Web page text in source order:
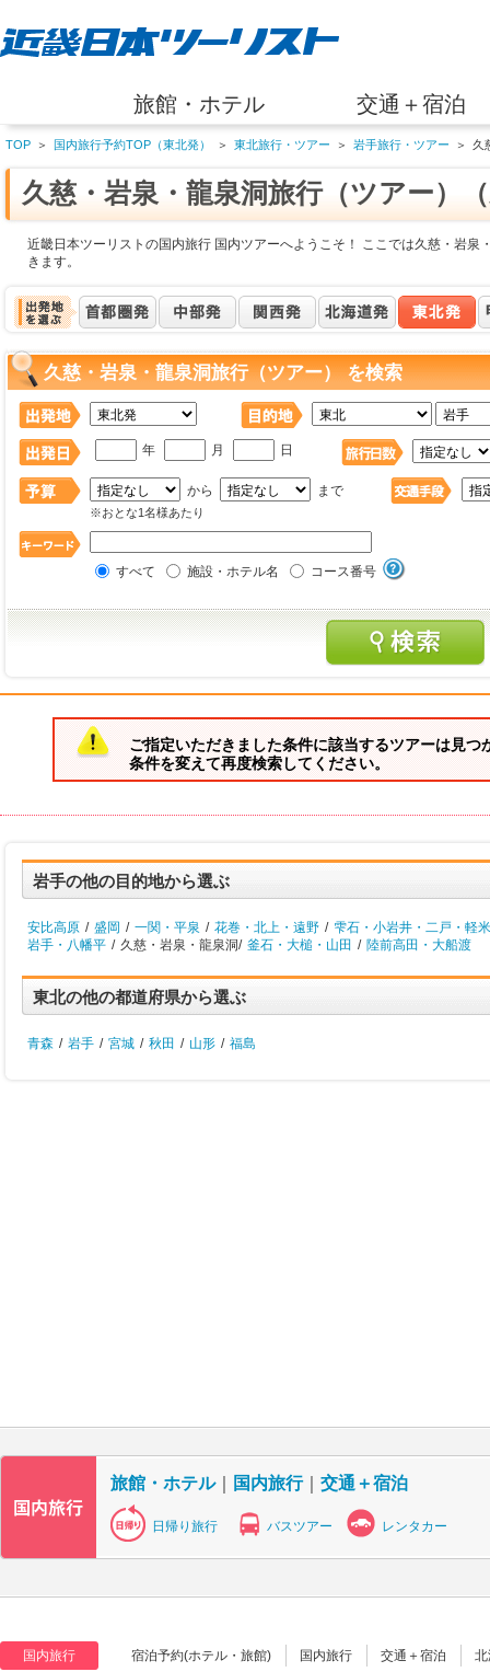
旅館・ホテル 交通＋宿泊
TOP ＞ 国内旅行予約TOP（東北発） ＞ 東北旅行・ツアー ＞ 岩手旅行・ツアー ＞ 久
久慈・岩泉・龍泉洞旅行（ツアー）
近畿日本ツーリストの国内旅行 国内ツアーへようこそ！ ここでは久慈・岩泉
きます。
久慈・岩泉・龍泉洞旅行（ツアー） を検索
年 月 日
から まで
※おとな1名様あたり
すべて 施設・ホテル名 コース番号
ご指定いただきました条件に該当するツアーは見つ
条件を変えて再度検索してください。
岩手の他の目的地から選ぶ
安比高原 / 盛岡 / 一関・平泉 / 花巻・北上・遠野 / 雫石・小岩井・二戸・軽米
岩手・八幡平 / 久慈・岩泉・龍泉洞/ 釜石・大槌・山田 / 陸前高田・大船渡
東北の他の都道府県から選ぶ
青森 / 岩手 / 宮城 / 秋田 / 山形 / 福島
旅館・ホテル｜ 国内旅行｜ 交通＋宿泊
日帰り旅行 バスツアー レンタカー
国内旅行 宿泊予約(ホテル・旅館) 国内旅行 交通＋宿泊